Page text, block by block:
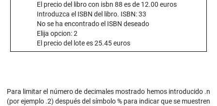
El precio del libro con isbn 88 es de 12.00 euros
Introduzca el ISBN del libro. ISBN: 33
No se ha encontrado el ISBN deseado
Elija opcion: 2
El precio del lote es 25.45 euros
Para limitar el número de decimales mostrado hemos introducido .n
(por ejemplo .2) después del símbolo % para indicar que se muestren